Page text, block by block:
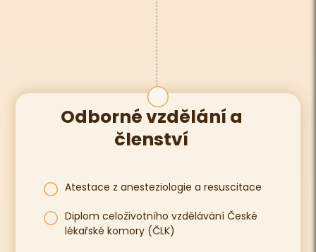
Odborné vzdělání a
členství
Atestace z anesteziologie a resuscitace
Diplom celoživotního vzdělávání České
lékařské komory (ČLK)